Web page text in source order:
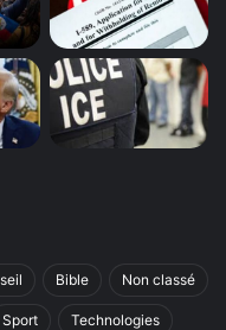
Bible Non classé
Sport Technologies